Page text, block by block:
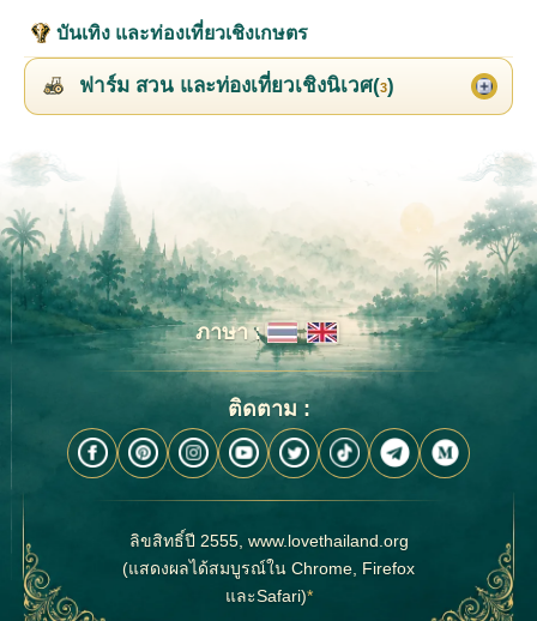
บันเทิง และท่องเที่ยวเชิงเกษตร
ฟาร์ม สวน และท่องเที่ยวเชิงนิเวศ(3)
ภาษา :
ติดตาม :
ลิขสิทธิ์ปี 2555, www.lovethailand.org
(แสดงผลได้สมบูรณ์ใน Chrome, Firefox
และSafari)*